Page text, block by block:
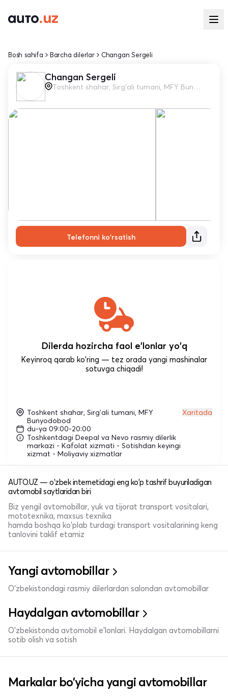
Bosh sahifa Barcha dilerlar Changan Sergeli
Changan Sergeli
Toshkent shahar, Sirg'ali tumani, MFY Bunyodobod
Telefonni ko'rsatish
Xaritada
Toshkent shahar, Sirg'ali tumani, MFY
Bunyodobod
du-ya 09:00-20:00
Toshkentdagi Deepal va Nevo rasmiy dilerlik
markazi - Kafolat xizmati - Sotishdan keyingi
xizmat - Moliyaviy xizmatlar
Dilerda hozircha faol e'lonlar yo'q
Keyinroq qarab ko'ring — tez orada yangi mashinalar
sotuvga chiqadi!
AUTO.UZ — o'zbek internetidagi eng ko'p tashrif buyuriladigan
avtomobil saytlaridan biri
Biz yengil avtomobillar, yuk va tijorat transport vositalari,
mototexnika, maxsus texnika
hamda boshqa ko'plab turdagi transport vositalarining keng
tanlovini taklif etamiz
Yangi avtomobillar
O'zbekistondagi rasmiy dilerlardan salondan avtomobillar
Haydalgan avtomobillar
O'zbekistonda avtomobil e’lonlari. Haydalgan avtomobillarni
sotib olish va sotish
Markalar bo'yicha yangi avtomobillar